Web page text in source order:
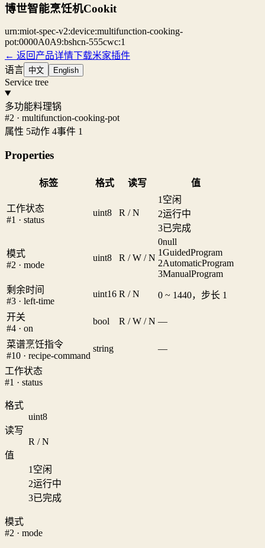
博世智能烹饪机Cookit
urn:miot-spec-v2:device:multifunction-cooking-
pot:0000A0A9:bshcn-555cwc:1
← 返回产品详情下载米家插件
语言 中文 English
Service tree
多功能料理锅
#2 · multifunction-cooking-pot
属性 5动作 4事件 1
Properties
标签 格式 读写 值
工作状态
#1 · status
uint8 R / N
1 空闲
2运行中
3已完成
模式
#2 · mode
uint8 R / W / N
0null
1GuidedProgram
2AutomaticProgram
3ManualProgram
剩余时间
#3 · left-time
uint16 R / N 0 ~ 1440，步长 1
开关
#4 · on
bool R / W / N —
菜谱烹饪指令
#10 · recipe-command
string —
工作状态
#1 · status
格式
uint8
读写
R / N
值
1 空闲
2运行中
3已完成
模式
#2 · mode